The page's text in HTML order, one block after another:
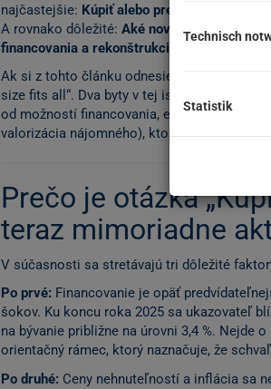
najčastejšie: Kúpiť alebo prenajať?
A rovnako dôležité: Aké nové pravidlá v
financovania a rekonštrukcie by ste mali
Ak si z tohto článku odnesiete len jednu
size fits all“. Dva byty v tej istej mestskej
od možností financovania, energetickej
valorizácia nájomného), ktorý sa vzťahuje
Prečo je otázka
teraz mimoriadne
V súčasnosti sa stretávajú tri dôležité
Po prvé: Financovanie je opäť
šokov. Ku koncu roka 2025 sa ukazovateľ
na bývanie približne na úrovni 3,4 %. Nejde
orientačný rámec, ktorý naznačuje, že
Po druhé: Ceny nehnuteľností a inflácia sa
Technisch
Statistik